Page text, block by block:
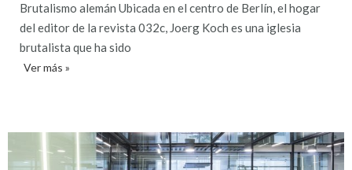
Brutalismo alemán Ubicada en el centro de Berlín, el hogar
del editor de la revista 032c, Joerg Koch es una iglesia
brutalista que ha sido
Ver más »